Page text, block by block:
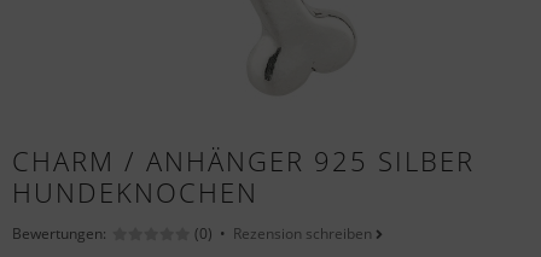
CHARM / ANHÄNGER 925 SILBER
HUNDEKNOCHEN
Bewertungen: (0) • Rezension schreiben